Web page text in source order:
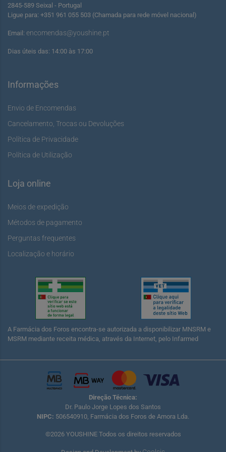
2845-589 Seixal - Portugal
Ligue para: +351 961 055 503 (Chamada para rede móvel nacional)
Email: encomendas@youshine.pt
Dias úteis das: 14:00 às 17:00
Informações
Envio de Encomendas
Cancelamento, Trocas ou Devoluções
Política de Privacidade
Política de Utilização
Loja online
Meios de expedição
Métodos de pagamento
Perguntas frequentes
Localização e horário
A Farmácia dos Foros encontra-se autorizada a disponibilizar MNSRM e
MSRM mediante receita médica, através da Internet, pelo Infarmed
Direção Técnica:
Dr. Paulo Jorge Lopes dos Santos
NIPC: 506540910, Farmácia dos Foros de Amora Lda.
©2026 YOUSHINE Todos os direitos reservados